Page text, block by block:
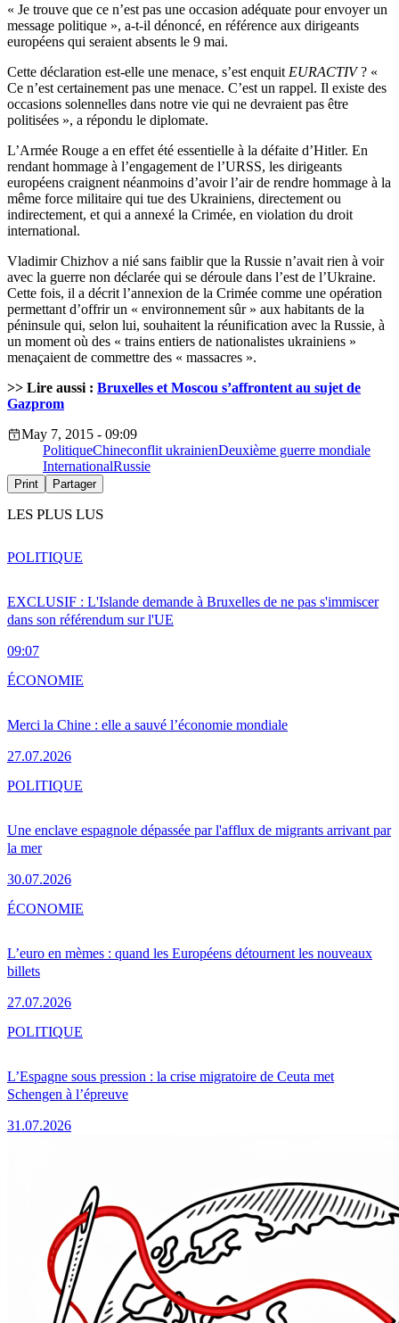
« Je trouve que ce n’est pas une occasion adéquate pour envoyer un
message politique », a-t-il dénoncé, en référence aux dirigeants
européens qui seraient absents le 9 mai.
Cette déclaration est-elle une menace, s’est enquit EURACTIV? «
Ce n’est certainement pas une menace. C’est un rappel. Il existe des
occasions solennelles dans notre vie qui ne devraient pas être
politisées », a répondu le diplomate.
L’Armée Rouge a en effet été essentielle à la défaite d’Hitler. En
rendant hommage à l’engagement de l’URSS, les dirigeants
européens craignent néanmoins d’avoir l’air de rendre hommage à la
même force militaire qui tue des Ukrainiens, directement ou
indirectement, et qui a annexé la Crimée, en violation du droit
international.
Vladimir Chizhov a nié sans faiblir que la Russie n’avait rien à voir
avec la guerre non déclarée qui se déroule dans l’est de l’Ukraine.
Cette fois, il a décrit l’annexion de la Crimée comme une opération
permettant d’offrir un « environnement sûr » aux habitants de la
péninsule qui, selon lui, souhaitent la réunification avec la Russie, à
un moment où des « trains entiers de nationalistes ukrainiens »
menaçaient de commettre des « massacres ».
>> Lire aussi : Bruxelles et Moscou s’affrontent au sujet de
Gazprom
May 7, 2015 - 09:09
PolitiqueChineconflit ukrainienDeuxième guerre mondiale
InternationalRussie
Print Partager
LES PLUS LUS
EXCLUSIF : L'Islande demande à Bruxelles de ne pas s'immiscer
dans son référendum sur l'UE
09:07
POLITIQUE
Merci la Chine : elle a sauvé l’économie mondiale
27.07.2026
ÉCONOMIE
Une enclave espagnole dépassée par l'afflux de migrants arrivant par
la mer
30.07.2026
POLITIQUE
L’euro en mèmes : quand les Européens détournent les nouveaux
billets
27.07.2026
ÉCONOMIE
L’Espagne sous pression : la crise migratoire de Ceuta met
Schengen à l’épreuve
31.07.2026
POLITIQUE